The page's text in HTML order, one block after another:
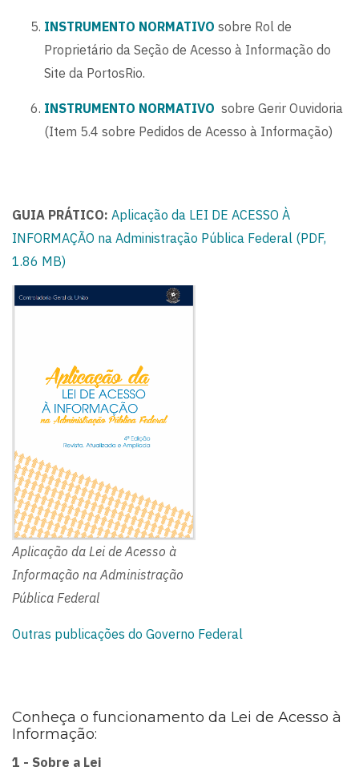
INSTRUMENTO NORMATIVO sobre Rol de
Proprietário da Seção de Acesso à Informação do
Site da PortosRio.
INSTRUMENTO NORMATIVO sobre Gerir Ouvidoria
(Item 5.4 sobre Pedidos de Acesso à Informação)
GUIA PRÁTICO: Aplicação da LEI DE ACESSO À
INFORMAÇÃO na Administração Pública Federal (PDF,
1.86 MB)
Aplicação da Lei de Acesso à
Informação na Administração
Pública Federal
Outras publicações do Governo Federal
Conheça o funcionamento da Lei de Acesso à
Informação:
1 - Sobre a Lei